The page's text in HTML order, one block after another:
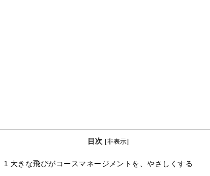
目次 [非表示]
1 大きな飛びがコースマネージメントを、やさしくする